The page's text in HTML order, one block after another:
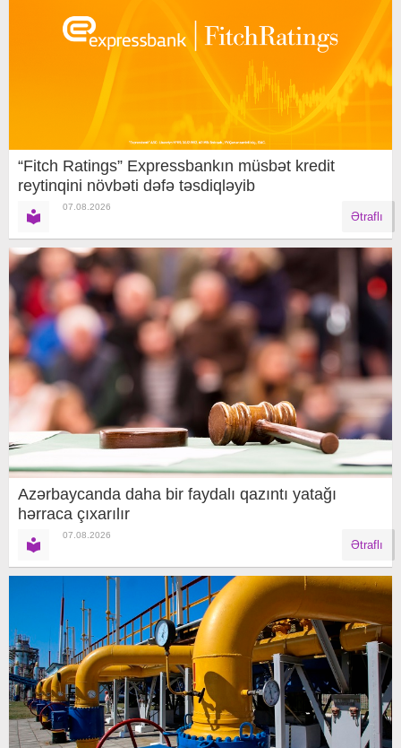
“Fitch Ratings” Expressbankın müsbət kredit
reytinqini növbəti dəfə təsdiqləyib
07.08.2026
Ətraflı
Azərbaycanda daha bir faydalı qazıntı yatağı
hərraca çıxarılır
07.08.2026
Ətraflı